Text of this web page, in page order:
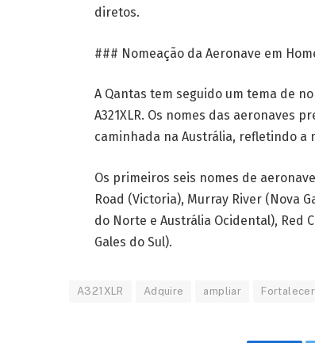
diretos.
### Nomeação da Aeronave em
A Qantas tem seguido um tema de
A321XLR. Os nomes das aeronaves
caminhada na Austrália, refletindo a
Os primeiros seis nomes de
Road (Victoria), Murray River (Nova
do Norte e Austrália Ocidental), Red
Gales do Sul).
A321XLR Adquire ampliar Fortalecer